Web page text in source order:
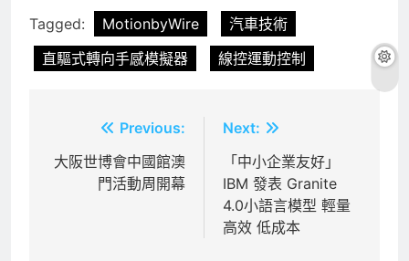
Tagged: MotionbyWire
汽車技術
直驅式轉向手感模擬器
線控運動控制
章
Previous:
大阪世博會中國館澳
門活動周開幕
Next:
「中小企業友好」
IBM 發表 Granite
4.0小語言模型 輕量
高效 低成本